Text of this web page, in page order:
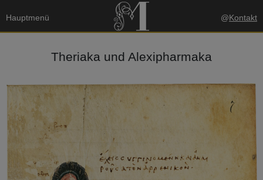
Hauptmenü @Kontakt
Theriaka und Alexipharmaka